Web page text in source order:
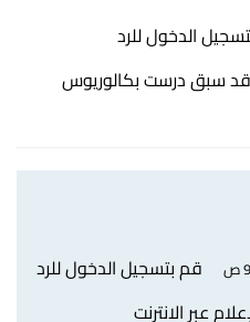
الدخول للرد
قد سبق درست بكالوريوس
قم بتسجيل الدخول للرد
عبر الانترنت